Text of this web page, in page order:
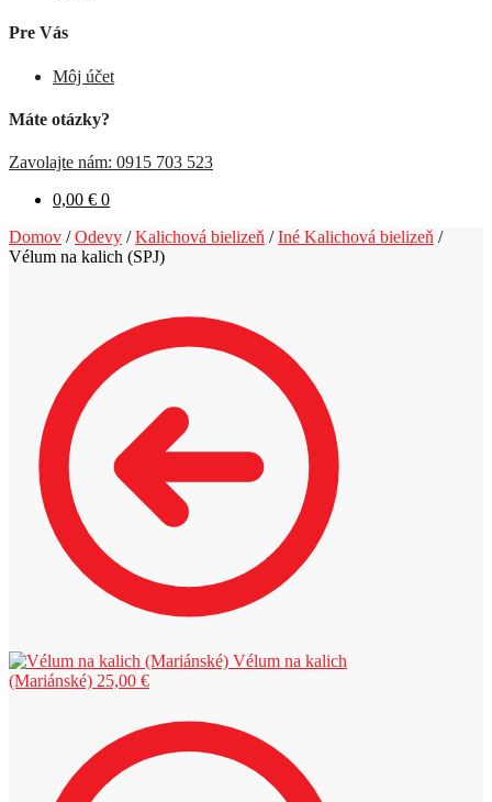
Pre Vás
Môj účet
Máte otázky?
Zavolajte nám: 0915 703 523
0,00 € 0
Domov /Odevy /Kalichová bielizeň /Iné Kalichová bielizeň /
Vélum na kalich (SPJ)
Vélum na kalich
(Mariánské) 25,00 €